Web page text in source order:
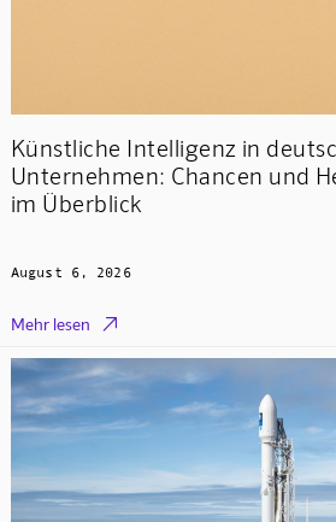
Künstliche Intelligenz in
Unternehmen: Chancen und
im Überblick
August 6, 2026
Mehr lesen 